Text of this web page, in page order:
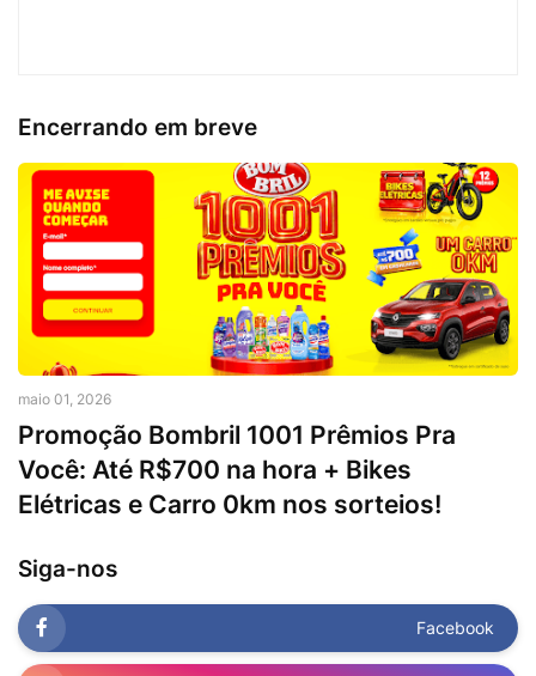
Encerrando em breve
maio 01, 2026
Promoção Bombril 1001 Prêmios Pra
Você: Até R$700 na hora + Bikes
Elétricas e Carro 0km nos sorteios!
Siga-nos
Facebook